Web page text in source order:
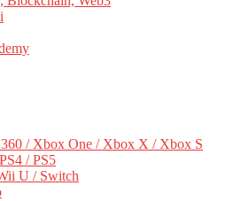
/ Xbox One / Xbox X / Xbox S
/ PS5
U / Switch